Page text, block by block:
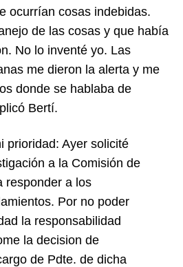
ocurrían cosas indebidas.
de las cosas y que había
No lo inventé yo. Las
me dieron la alerta y me
donde se hablaba de
Bertí.
prioridad: Ayer solicité
a la Comisión de
responder a los
Por no poder
la responsabilidad
la decision de
de Pdte. de dicha